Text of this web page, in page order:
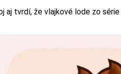
aj tvrdí, že vlajkové lode zo série